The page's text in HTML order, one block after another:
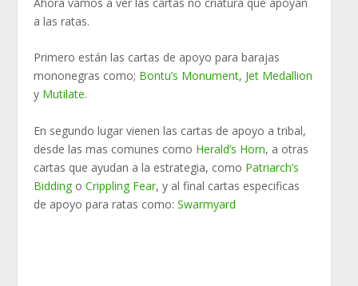
a las ratas.
Primero están las cartas de apoyo para barajas
mononegras como; Bontu’s Monument, Jet Medallion
y Mutilate.
En segundo lugar vienen las cartas de apoyo a tribal,
desde las mas comunes como Herald’s Horn, a otras
cartas que ayudan a la estrategia, como Patriarch’s
Bidding oCrippling Fear, y al final cartas especificas
de apoyo para ratas como:Swarmyard